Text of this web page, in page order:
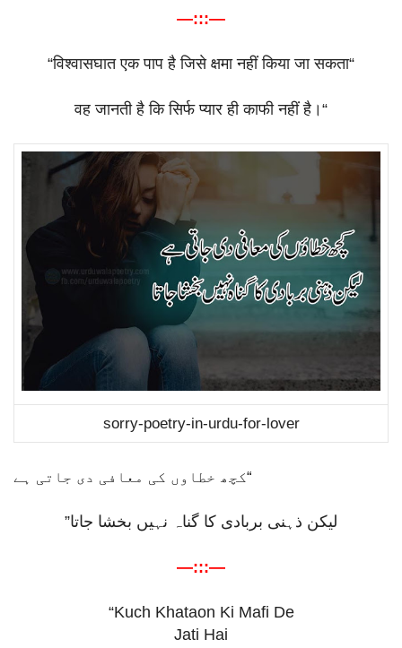
—:::—
“विश्वासघात एक पाप है जिसे क्षमा नहीं किया जा सकता“
वह जानती है कि सिर्फ प्यार ही काफी नहीं है। “
sorry-poetry-in-urdu-for-lover
“کچھ خطاوں کی معافی دی جاتی ہے
لیکن ذہنی بربادی کا گناہ نہیں بخشا جاتا”
—:::—
“Kuch Khataon Ki Mafi De
Jati Hai